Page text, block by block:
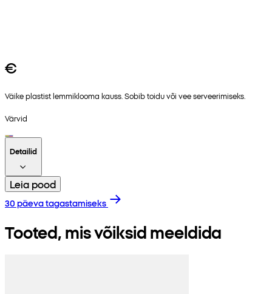
€
Väike plastist lemmiklooma kauss. Sobib toidu või vee serveerimiseks.
Värvid
Detailid
Leia pood
30 päeva tagastamiseks
Tooted, mis võiksid meeldida